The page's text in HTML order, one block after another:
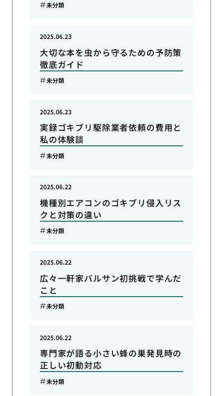
未分類
大切な本を虫から守るための予防策
徹底ガイド
2025.06.23
未分類
実録ゴキブリ駆除業者依頼の費用と
私の体験談
2025.06.23
未分類
機種別エアコンのゴキブリ侵入リス
クと対策の違い
2025.06.22
未分類
広々一軒家バルサン初挑戦で学んだ
こと
2025.06.22
未分類
専門家が語る小さい蜂の巣発見時の
正しい初動対応
2025.06.22
未分類